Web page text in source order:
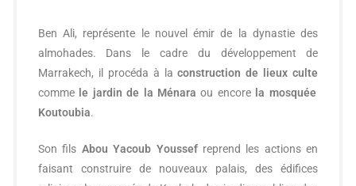
Ben Ali, représente le nouvel émir de la dynastie des
almohades. Dans le cadre du développement de
Marrakech, il procéda à laconstruction de lieux culte
comme le jardin de la Ménara ou encore la mosquée
Koutoubia.
Son fils Abou Yacoub Youssefreprend les actions en
faisant construire de nouveaux palais, des édifices